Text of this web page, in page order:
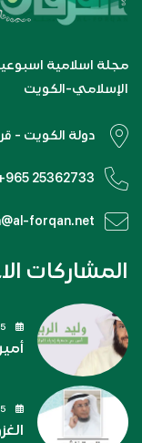
مجلة اسلامية
الإسلامي-الكويت
دولة الكويت -
25362733
forqan.net
المشاركات